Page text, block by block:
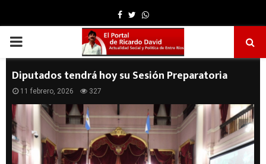
Facebook
TwitterWhatsapp
PRIMARY
MENU
Diputados tendrá hoy su Sesión Preparatoria
11 febrero, 2026 327